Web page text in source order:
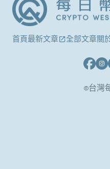
首頁最新文章 全部文章關
©台灣